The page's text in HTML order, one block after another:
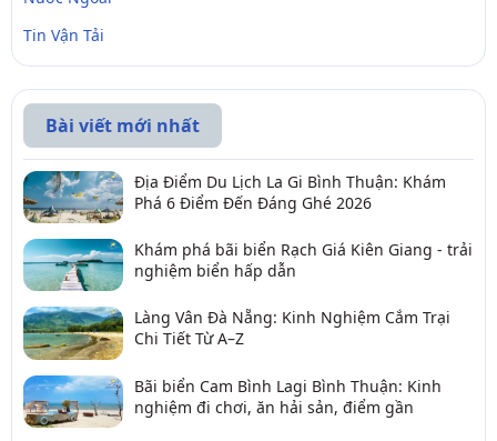
Tin Vận Tải
Bài viết mới nhất
Địa Điểm Du Lịch La Gi Bình Thuận: Khám
Phá 6 Điểm Đến Đáng Ghé 2026
Khám phá bãi biển Rạch Giá Kiên Giang - trải
nghiệm biển hấp dẫn
Làng Vân Đà Nẵng: Kinh Nghiệm Cắm Trại
Chi Tiết Từ A–Z
Bãi biển Cam Bình Lagi Bình Thuận: Kinh
nghiệm đi chơi, ăn hải sản, điểm gần